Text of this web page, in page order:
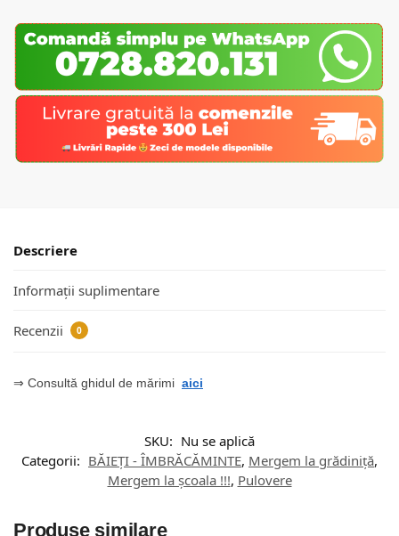
Descriere
Informații suplimentare
Recenzii 0
⇒ Consultă ghidul de mărimi aici
SKU: Nu se aplică
Categorii: BĂIEȚI - ÎMBRĂCĂMINTE, Mergem la grădiniță,
Mergem la școala !!!, Pulovere
Produse similare